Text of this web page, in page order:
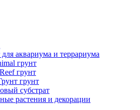
для аквариума и террариума
грунт
грунт
грунт
субстрат
растения и декорации